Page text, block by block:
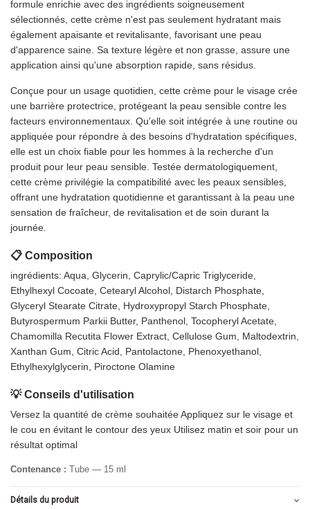
formule enrichie avec des ingrédients soigneusement
sélectionnés, cette crème n'est pas seulement hydratant mais
également apaisante et revitalisante, favorisant une peau
d'apparence saine. Sa texture légère et non grasse, assure une
application ainsi qu'une absorption rapide, sans résidus.
Conçue pour un usage quotidien, cette crème pour le visage crée
une barrière protectrice, protégeant la peau sensible contre les
facteurs environnementaux. Qu'elle soit intégrée à une routine ou
appliquée pour répondre à des besoins d'hydratation spécifiques,
elle est un choix fiable pour les hommes à la recherche d'un
produit pour leur peau sensible. Testée dermatologiquement,
cette crème privilégie la compatibilité avec les peaux sensibles,
offrant une hydratation quotidienne et garantissant à la peau une
sensation de fraîcheur, de revitalisation et de soin durant la
journée.
📋 Composition
ingrédients: Aqua, Glycerin, Caprylic/Capric Triglyceride,
Ethylhexyl Cocoate, Cetearyl Alcohol, Distarch Phosphate,
Glyceryl Stearate Citrate, Hydroxypropyl Starch Phosphate,
Butyrospermum Parkii Butter, Panthenol, Tocopheryl Acetate,
Chamomilla Recutita Flower Extract, Cellulose Gum, Maltodextrin,
Xanthan Gum, Citric Acid, Pantolactone, Phenoxyethanol,
Ethylhexylglycerin, Piroctone Olamine
💡 Conseils d'utilisation
Versez la quantité de crème souhaitée Appliquez sur le visage et
le cou en évitant le contour des yeux Utilisez matin et soir pour un
résultat optimal
Contenance : Tube — 15 ml
Détails du produit